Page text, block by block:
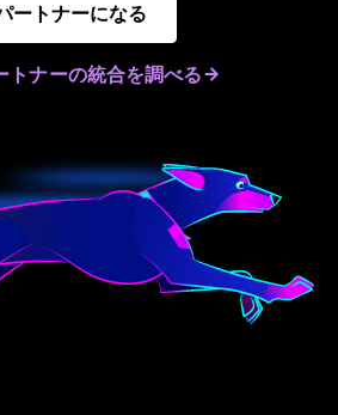
ートナーになる
トナーの統合を調べる